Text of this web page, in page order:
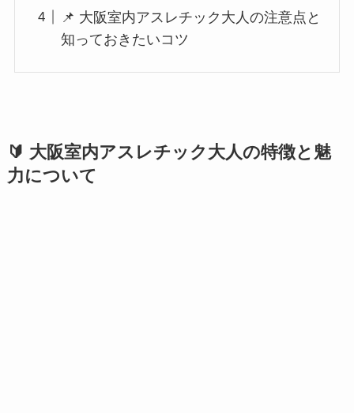
📌 大阪室内アスレチック大人の注意点と
知っておきたいコツ
🔰 大阪室内アスレチック大人の特徴と魅
力について